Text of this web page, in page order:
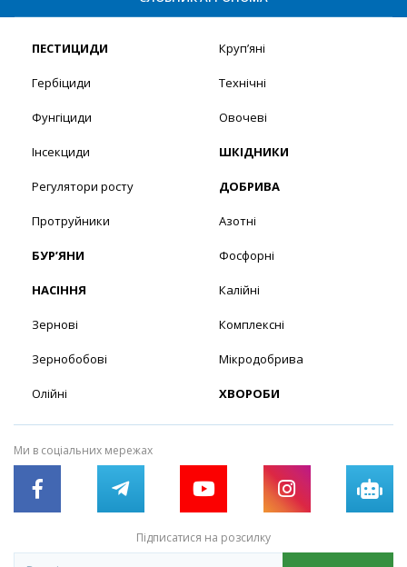
ПЕСТИЦИДИ
Гербіциди
Фунгіциди
Інсекциди
Регулятори росту
Протруйники
БУР’ЯНИ
НАСІННЯ
Зернові
Зернобобові
Олійні
Круп’яні
Технічні
Овочеві
ШКІДНИКИ
ДОБРИВА
Азотні
Фосфорні
Калійні
Комплексні
Мікродобрива
ХВОРОБИ
Ми в соціальних мережах
Підписатися на розсилку